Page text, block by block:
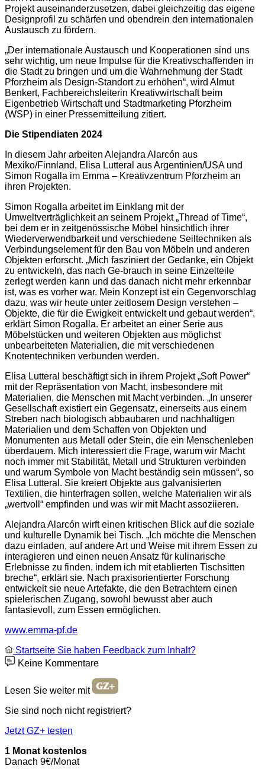
Projekt auseinanderzusetzen, dabei gleichzeitig das eigene
Designprofil zu schärfen und obendrein den internationalen
Austausch zu fördern.
„Der internationale Austausch und Kooperationen sind uns
sehr wichtig, um neue Impulse für die Kreativschaffenden in
die Stadt zu bringen und um die Wahrnehmung der Stadt
Pforzheim als Design-Standort zu erhöhen“, wird Almut
Benkert, Fachbereichsleiterin Kreativwirtschaft beim
Eigenbetrieb Wirtschaft und Stadtmarketing Pforzheim
(WSP) in einer Pressemitteilung zitiert.
Die Stipendiaten 2024
In diesem Jahr arbeiten Alejandra Alarcón aus
Mexiko/Finnland, Elisa Lutteral aus Argentinien/USA und
Simon Rogalla im Emma – Kreativzentrum Pforzheim an
ihren Projekten.
Simon Rogalla arbeitet im Einklang mit der
Umweltverträglichkeit an seinem Projekt „Thread of Time“,
bei dem er in zeitgenössische Möbel hinsichtlich ihrer
Wiederverwendbarkeit und verschiedene Seiltechniken als
Verbindungselement für den Bau von Möbeln und anderen
Objekten erforscht. „Mich fasziniert der Gedanke, ein Objekt
zu entwickeln, das nach Ge-brauch in seine Einzelteile
zerlegt werden kann und das danach nicht mehr erkennbar
ist, was es vorher war. Mein Konzept ist ein Gegenvorschlag
dazu, was wir heute unter zeitlosem Design verstehen –
Objekte, die für die Ewigkeit entwickelt und gebaut werden“,
erklärt Simon Rogalla. Er arbeitet an einer Serie aus
Möbelstücken und weiteren Objekten aus möglichst
unbearbeiteten Materialien, die mit verschiedenen
Knotentechniken verbunden werden.
Elisa Lutteral beschäftigt sich in ihrem Projekt „Soft Power“
mit der Repräsentation von Macht, insbesondere mit
Materialien, die Menschen mit Macht verbinden. „In unserer
Gesellschaft existiert ein Gegensatz, einerseits aus einem
Streben nach biologisch abbaubaren und nachhaltigen
Materialien und dem Schaffen von Objekten und
Monumenten aus Metall oder Stein, die ein Menschenleben
überdauern. Mich interessiert die Frage, warum wir Macht
noch immer mit Stabilität, Metall und Strukturen verbinden
und warum Symbole von Macht beständig sein müssen“, so
Elisa Lutteral. Sie kreiert Objekte aus galvanisierten
Textilien, die hinterfragen sollen, welche Materialien wir als
„wertvoll“ empfinden und was wir mit Macht assoziieren.
Alejandra Alarcón wirft einen kritischen Blick auf die soziale
und kulturelle Dynamik bei Tisch. „Ich möchte die Menschen
dazu einladen, auf andere Art und Weise mit ihrem Essen zu
interagieren und einen neuen Ansatz für kulinarische
Erlebnisse zu finden, indem ich mit etablierten Tischsitten
breche“, erklärt sie. Nach praxisorientierter Forschung
entwickelt sie neue Artefakte, die den Betrachtern einen
spielerischen Zugang, sowohl bewusst aber auch
fantasievoll, zum Essen ermöglichen.
www.emma-pf.de
Startseite Sie haben Feedback zum Inhalt?
Keine Kommentare
Lesen Sie weiter mit
Sie sind noch nicht registriert?
Jetzt GZ+ testen
1 Monat kostenlos
Danach 9€/Monat